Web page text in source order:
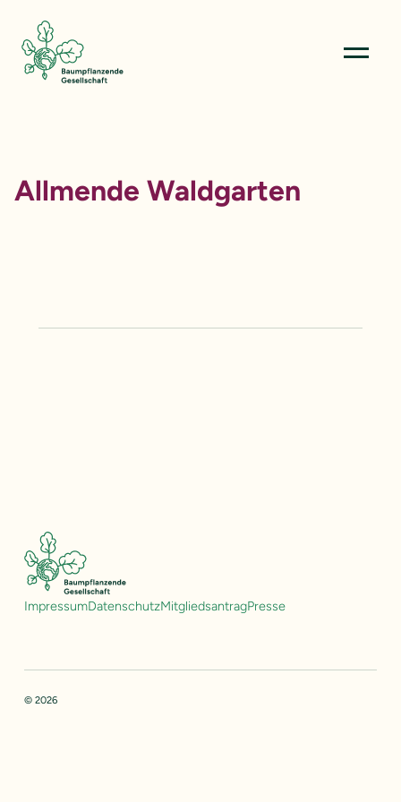
Menü
Allmende Waldgarten
ImpressumDatenschutzMitgliedsantragPresse
© 2026